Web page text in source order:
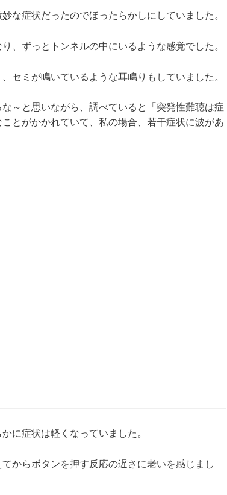
な症状だったのでほったらかしにしていました。
、ずっとトンネルの中にいるような感覚でした。
セミが鳴いているような耳鳴りもしていました。
～と思いながら、調べていると「突発性難聴は症
とがかかれていて、私の場合、若干症状に波があ
に症状は軽くなっていました。
からボタンを押す反応の遅さに老いを感じまし